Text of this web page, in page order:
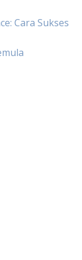
Cara Sukses